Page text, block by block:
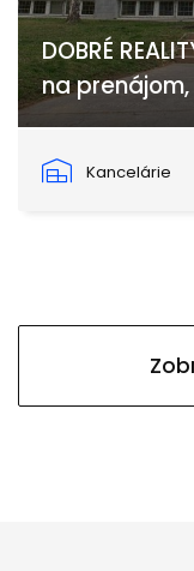
DOBRÉ
na prenájom,
Kancelárie